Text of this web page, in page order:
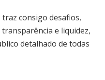
consigo desafios,
e liquidez,
detalhado de todas